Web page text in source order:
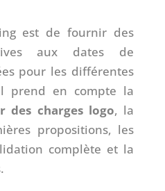
est de fournir des
aux dates de
pour les différentes
prend en compte la
des charges logo, la
propositions, les
complète et la